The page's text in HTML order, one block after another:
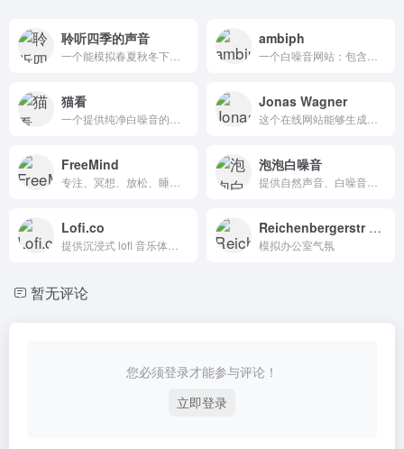
聆听四季的声音 ambiph
猫看 Jonas Wagner
FreeMind 泡泡白噪音
Lofi.co Reichenbergerstr 121
模拟办公室气氛
暂无评论
您必须登录才能参与评论！
立即登录